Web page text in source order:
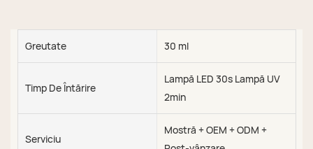
Greutate 30 ml
Timp De Întărire
Lampă LED 30s Lampă UV
2min
Serviciu
Mostră + OEM + ODM +